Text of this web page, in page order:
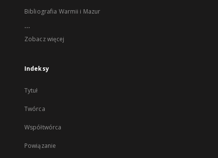
Bibliografia Warmii i Mazur
...
Zobacz więcej
Indeksy
Tytuł
Twórca
Współtwórca
Powiązanie